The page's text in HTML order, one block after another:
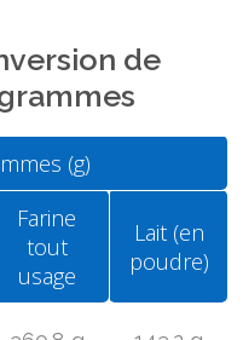
de
(g)
Farine
tout
usage
Lait (en
poudre)